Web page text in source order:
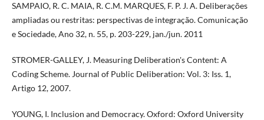
SAMPAIO, R. C. MAIA, R. C.M. MARQUES, F. P. J. A. Deliberações
ampliadas ou restritas: perspectivas de integração. Comunicação
e Sociedade, Ano 32, n. 55, p. 203-229, jan./jun. 2011
STROMER-GALLEY, J. Measuring Deliberation's Content: A
Coding Scheme. Journal of Public Deliberation: Vol. 3: Iss. 1,
Artigo 12, 2007.
YOUNG, I. Inclusion and Democracy. Oxford: Oxford University